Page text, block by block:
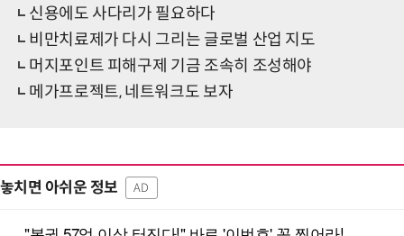
신용에도 사다리가 필요하다
비만치료제가 다시 그리는 글로벌 산업 지도
머지포인트 피해구제 기금 조속히 조성해야
메가프로젝트, 네트워크도 보자
놓치면 아쉬운 정보 AD